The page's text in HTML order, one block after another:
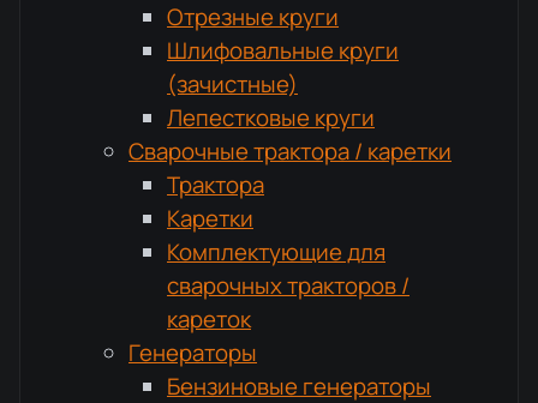
Отрезные круги
Шлифовальные круги
(зачистные)
Лепестковые круги
Сварочные трактора / каретки
Трактора
Каретки
Комплектующие для
сварочных тракторов /
кареток
Генераторы
Бензиновые генераторы